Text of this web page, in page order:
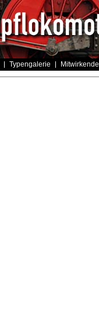
Typengalerie Mitwirkende